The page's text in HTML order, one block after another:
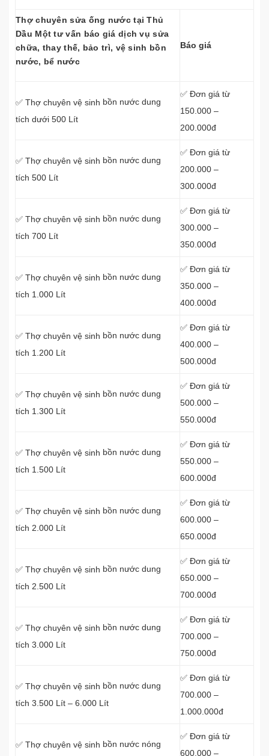
Thợ chuyên sửa ống nước tại Thủ
Dầu Một tư vấn báo giá dịch vụ sửa
chữa, thay thế, bảo trì, vệ sinh bồn
nước, bể nước
Báo giá
✅ Thợ chuyên vệ sinh bồn nước dung
tích dưới 500 Lít
✅ Đơn giá từ
150.000 –
200.000đ
✅ Thợ chuyên vệ sinh bồn nước dung
tích 500 Lít
✅ Đơn giá từ
200.000 –
300.000đ
✅ Thợ chuyên vệ sinh bồn nước dung
tích 700 Lít
✅ Đơn giá từ
300.000 –
350.000đ
✅ Thợ chuyên vệ sinh bồn nước dung
tích 1.000 Lít
✅ Đơn giá từ
350.000 –
400.000đ
✅ Thợ chuyên vệ sinh bồn nước dung
tích 1.200 Lít
✅ Đơn giá từ
400.000 –
500.000đ
✅ Thợ chuyên vệ sinh bồn nước dung
tích 1.300 Lít
✅ Đơn giá từ
500.000 –
550.000đ
✅ Thợ chuyên vệ sinh bồn nước dung
tích 1.500 Lít
✅ Đơn giá từ
550.000 –
600.000đ
✅ Thợ chuyên vệ sinh bồn nước dung
tích 2.000 Lít
✅ Đơn giá từ
600.000 –
650.000đ
✅ Thợ chuyên vệ sinh bồn nước dung
tích 2.500 Lít
✅ Đơn giá từ
650.000 –
700.000đ
✅ Thợ chuyên vệ sinh bồn nước dung
tích 3.000 Lít
✅ Đơn giá từ
700.000 –
750.000đ
✅ Thợ chuyên vệ sinh bồn nước dung
tích 3.500 Lít – 6.000 Lít
✅ Đơn giá từ
700.000 –
1.000.000đ
✅ Thợ chuyên vệ sinh bồn nước nóng
✅ Đơn giá từ
600.000 –